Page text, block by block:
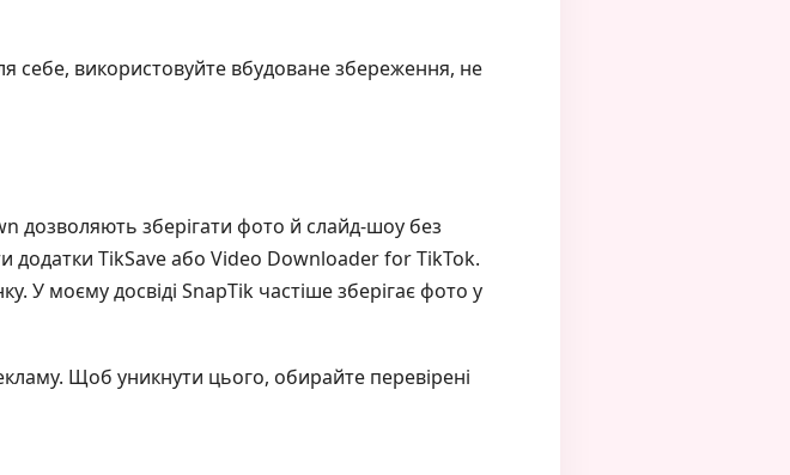
себе, використовуйте вбудоване збереження, не
дозволяють зберігати фото й слайд-шоу без
додатки TikSave або Video Downloader for TikTok.
У моєму досвіді SnapTik частіше зберігає фото у
Щоб уникнути цього, обирайте перевірені